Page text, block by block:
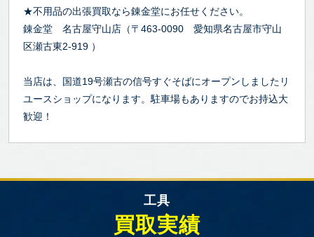
★不用品の出張買取なら錬金堂にお任せください。
錬金堂 名古屋守山店（〒463-0090 愛知県名古屋市守山
区瀬古東2-919 ）
当店は、国道19号瀬古の信号すぐそばにオープンしましたリ
ユースショップになります。駐車場もありますのでお持込大
歓迎！
工具
買取実績